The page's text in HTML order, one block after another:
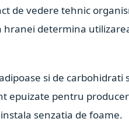
de vedere tehnic
hranei determina
si de
epuizate pentru
senzatia de foame.